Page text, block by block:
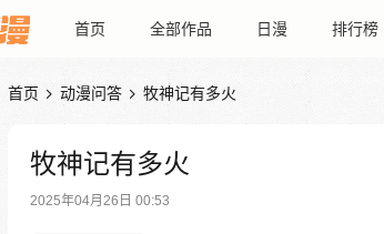
首页 全部作品 日漫 排行榜
首页  动漫问答  牧神记有多火
牧神记有多火
2025年04月26日 00:53